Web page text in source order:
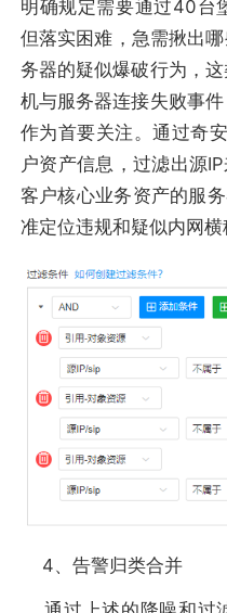
明确规定需要通过40台
但落实困难，急需揪出
务器的疑似爆破行为，
机与服务器连接失败事
作为首要关注。通过奇
户资产信息，过滤出源
客户核心业务资产的服
准定位违规和疑似内网横
4、告警归类合并